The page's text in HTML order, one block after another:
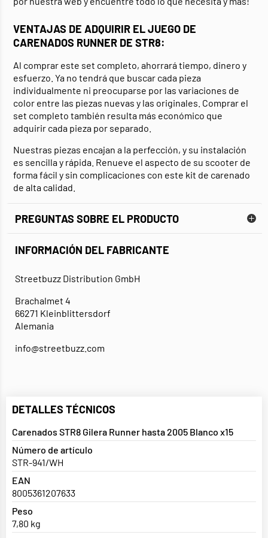
VENTAJAS DE ADQUIRIR EL JUEGO DE
CARENADOS RUNNER DE STR8:
Al comprar este set completo, ahorrará tiempo, dinero y
esfuerzo. Ya no tendrá que buscar cada pieza
individualmente ni preocuparse por las variaciones de
color entre las piezas nuevas y las originales. Comprar el
set completo también resulta más económico que
adquirir cada pieza por separado.
Nuestras piezas encajan a la perfección, y su instalación
es sencilla y rápida. Renueve el aspecto de su scooter de
forma fácil y sin complicaciones con este kit de carenado
de alta calidad.
PREGUNTAS SOBRE EL PRODUCTO
INFORMACIÓN DEL FABRICANTE
Streetbuzz Distribution GmbH
Brachalmet 4
66271 Kleinblittersdorf
Alemania
info@streetbuzz.com
DETALLES TÉCNICOS
Carenados STR8 Gilera Runner hasta 2005 Blanco x15
Número de artículo
STR-941/WH
EAN
8005361207633
Peso
7,80 kg